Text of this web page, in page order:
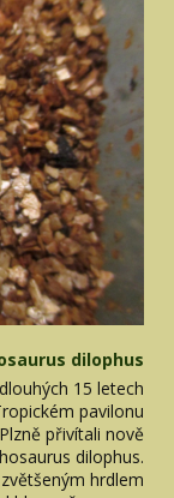
dilophus
15 letech
pavilonu
přivítali nově
dilophus.
hrdlem